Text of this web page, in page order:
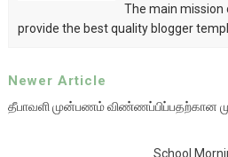
The main
provide the best quality blogger
Newer Article
தீபாவளி முன்பணம் விண்ணப்பிப்பதற்கான
School